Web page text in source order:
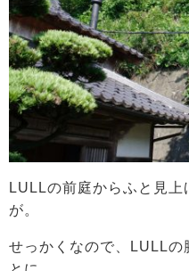
LULLの前庭からふと見
が。
せっかくなので、LULLの